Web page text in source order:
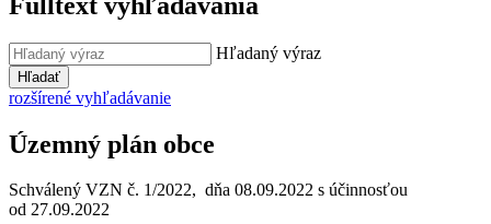
Hľadaný výraz
Hľadať
rozšírené vyhľadávanie
Územný plán obce
Schválený VZN č. 1/2022, dňa 08.09.2022 s účinnosťou
od 27.09.2022